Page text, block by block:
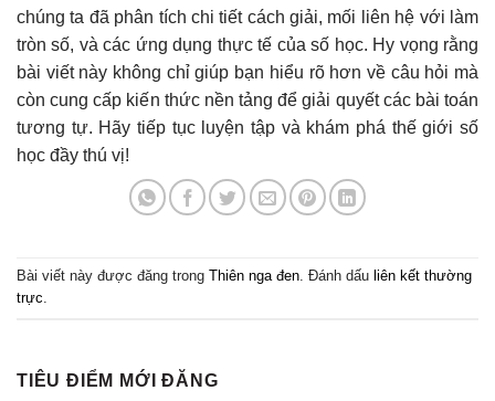
chúng ta đã phân tích chi tiết cách giải, mối liên hệ với làm
tròn số, và các ứng dụng thực tế của số học. Hy vọng rằng
bài viết này không chỉ giúp bạn hiểu rõ hơn về câu hỏi mà
còn cung cấp kiến thức nền tảng để giải quyết các bài toán
tương tự. Hãy tiếp tục luyện tập và khám phá thế giới số
học đầy thú vị!
Bài viết này được đăng trong Thiên nga đen . Đánh dấu liên kết thường
trực
TIÊU ĐIỂM MỚI ĐĂNG